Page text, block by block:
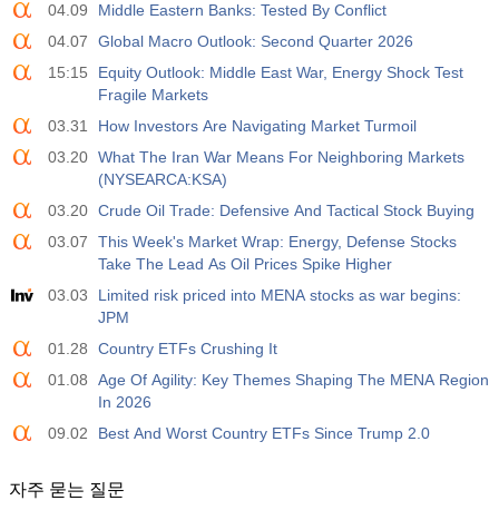
04.09
Middle Eastern Banks: Tested By Conflict
04.07
Global Macro Outlook: Second Quarter 2026
15:15
Equity Outlook: Middle East War, Energy Shock Test
Fragile Markets
03.31
How Investors Are Navigating Market Turmoil
03.20 What The Iran War Means For Neighboring Markets
(NYSEARCA:KSA)
03.20 Crude Oil Trade: Defensive And Tactical Stock Buying
03.07
This Week's Market Wrap: Energy, Defense Stocks
Take The Lead As Oil Prices Spike Higher
03.03
Limited risk priced into MENA stocks as war begins:
JPM
01.28
Country ETFs Crushing It
01.08
Age Of Agility: Key Themes Shaping The MENA Region
In 2026
09.02
Best And Worst Country ETFs Since Trump 2.0
자주 묻는 질문